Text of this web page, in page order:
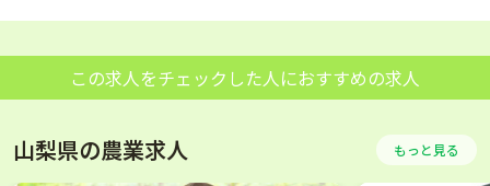
この求人をチェックした人におすすめの求人
山梨県の農業求人 もっと見る